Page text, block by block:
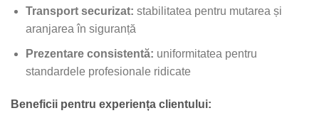
Transport securizat: stabilitatea pentru mutarea și
aranjarea în siguranță
Prezentare consistentă: uniformitatea pentru
standardele profesionale ridicate
Beneficii pentru experiența clientului: